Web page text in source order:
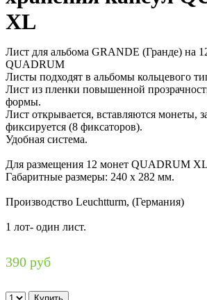
XL
Лист для альбома GRANDE (Гранде) на
QUADRUM
Листы подходят в альбомы кольцевого
Лист из пленки повышенной
формы.
Лист открывается, вставляются монеты,
фиксируется (8 фиксаторов).
Удобная система.
Для размещения 12 монет QUADRUM
Габаритные размеры: 240 х 282 мм.
Производство Leuchtturm, (Германия)
1 лот- один лист.
390 руб